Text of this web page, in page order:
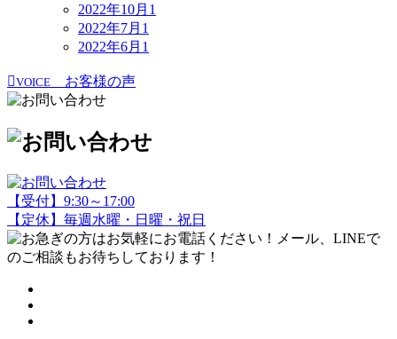
2022年10月 1
2022年7月 1
2022年6月 1
VOICE お客様の声
【受付】9:30～17:00
【定休】毎週水曜・日曜・祝日